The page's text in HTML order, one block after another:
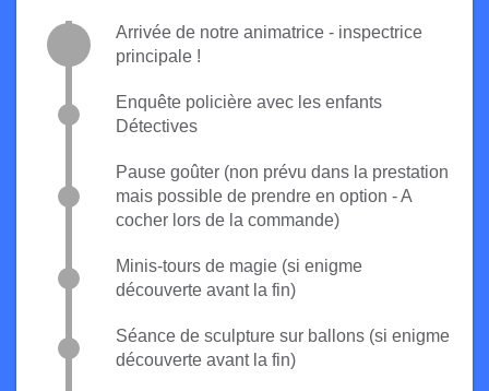
Arrivée de notre animatrice - inspectrice
principale !
Enquête policière avec les enfants
Détectives
Pause goûter (non prévu dans la prestation
mais possible de prendre en option - A
cocher lors de la commande)
Minis-tours de magie (si enigme
découverte avant la fin)
Séance de sculpture sur ballons (si enigme
découverte avant la fin)